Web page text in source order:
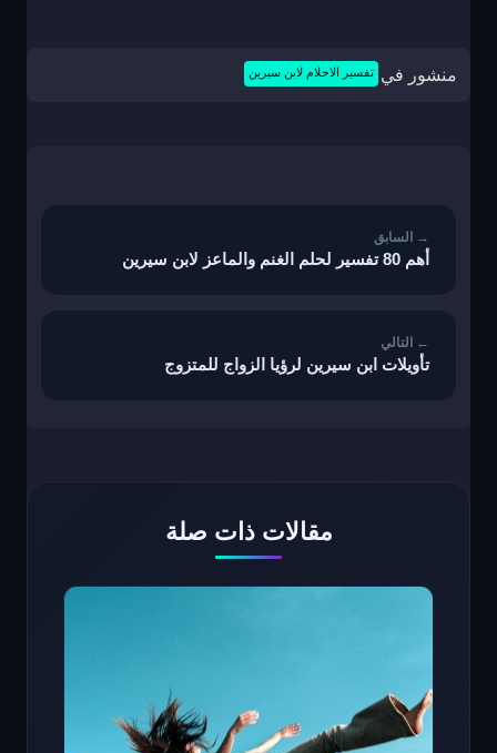
منشور في تفسير الاحلام لابن سيرين
أهم 80 تفسير لحلم الغنم والماعز لابن سيرين
تأويلات ابن سيرين لرؤيا الزواج للمتزوج
مقالات ذات صلة